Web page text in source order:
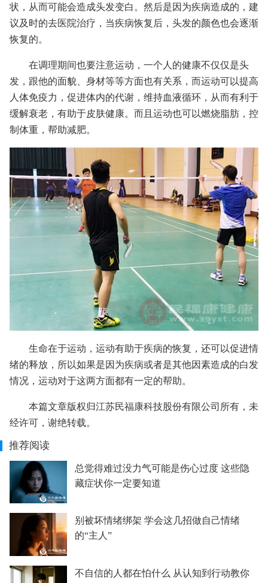
状，从而可能会造成头发变白。然后是因为疾病造成的，建
议及时的去医院治疗，当疾病恢复后，头发的颜色也会逐渐
恢复的。
在调理期间也要注意运动，一个人的健康不仅仅是头
发，跟他的面貌、身材等等方面也有关系，而运动可以提高
人体免疫力，促进体内的代谢，维持血液循环，从而有利于
缓解衰老，有助于皮肤健康。而且运动也可以燃烧脂肪，控
制体重，帮助减肥。
生命在于运动，运动有助于疾病的恢复，还可以促进情
绪的释放，所以如果是因为疾病或者是其他因素造成的白发
情况，运动对于这两方面都有一定的帮助。
本篇文章版权归江苏民福康科技股份有限公司所有，未
经许可，谢绝转载。
推荐阅读
总觉得难过没力气可能是伤心过度 这些隐
藏症状你一定要知道
别被坏情绪绑架 学会这几招做自己情绪
的“主人”
不自信的人都在怕什么 从认知到行动教你